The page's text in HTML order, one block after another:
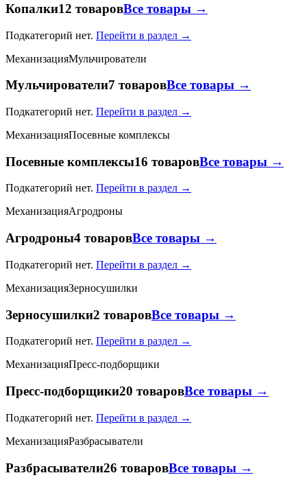
Копалки12 товаровВсе товары →
Подкатегорий нет. Перейти в раздел →
МеханизацияМульчирователи
Мульчирователи7 товаровВсе товары →
Подкатегорий нет. Перейти в раздел →
МеханизацияПосевные комплексы
Посевные комплексы16 товаровВсе товары →
Подкатегорий нет. Перейти в раздел →
МеханизацияАгродроны
Агродроны4 товаровВсе товары →
Подкатегорий нет. Перейти в раздел →
МеханизацияЗерносушилки
Зерносушилки2 товаровВсе товары →
Подкатегорий нет. Перейти в раздел →
МеханизацияПресс-подборщики
Пресс-подборщики20 товаровВсе товары →
Подкатегорий нет. Перейти в раздел →
МеханизацияРазбрасыватели
Разбрасыватели26 товаровВсе товары →